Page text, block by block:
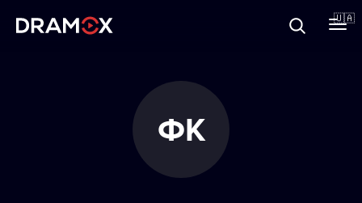
🇺🇦
Зареєструватися
ФК